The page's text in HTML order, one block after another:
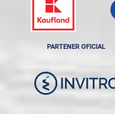
PARTENER OFICIAL